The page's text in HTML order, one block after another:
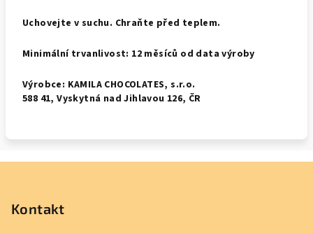
Uchovejte v suchu. Chraňte před teplem.
Minimální trvanlivost: 12 měsíců od data výroby
Výrobce: KAMILA CHOCOLATES, s.r.o.
588 41, Vyskytná nad Jihlavou 126, ČR
Kontakt